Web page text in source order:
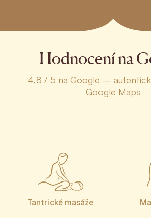
Hodnocení na
4,8 / 5 na Google –
Google Maps
Tantrické masáže